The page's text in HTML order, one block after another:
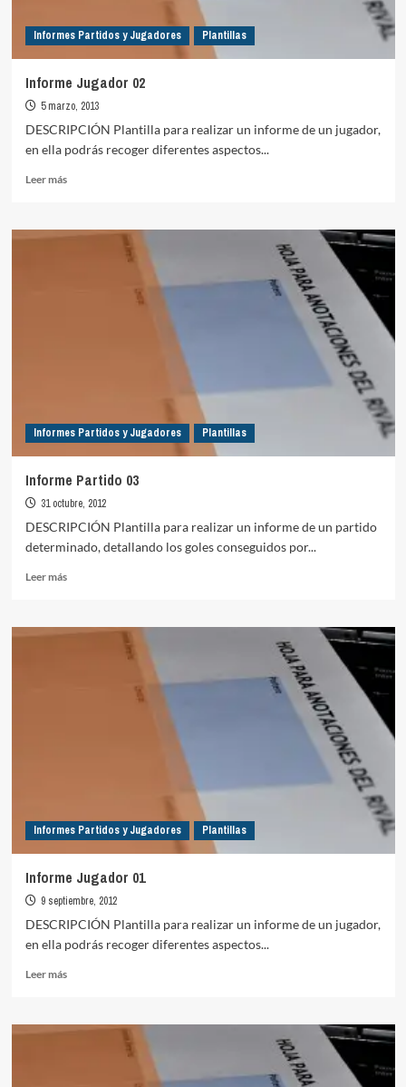
Informes Partidos y Jugadores Plantillas
Informe Jugador 02
5 marzo, 2013
DESCRIPCIÓN Plantilla para realizar un informe de un jugador,
en ella podrás recoger diferentes aspectos...
Leer másLeer
Informe
Informes Partidos y Jugadores Plantillas
Informe Partido 03
31 octubre, 2012
DESCRIPCIÓN Plantilla para realizar un informe de un partido
determinado, detallando los goles conseguidos por...
Leer másLeer
Informe
Informes Partidos y Jugadores Plantillas
Informe Jugador 01
9 septiembre, 2012
DESCRIPCIÓN Plantilla para realizar un informe de un jugador,
en ella podrás recoger diferentes aspectos...
Leer másLeer
Informe